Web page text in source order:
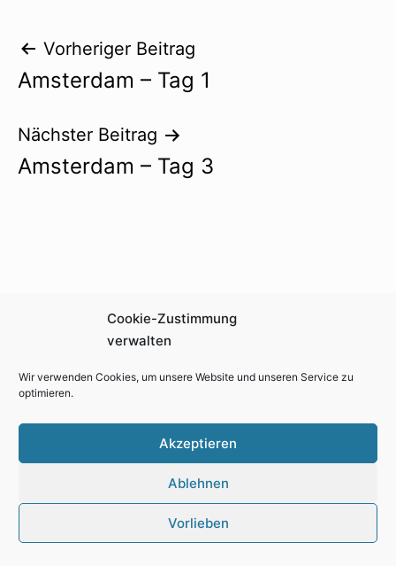
Cookie-Zustimmung
verwalten
Wir verwenden Cookies, um unsere Website und unseren Service zu
optimieren.
Akzeptieren
Ablehnen
Vorlieben
Beitragsnavigation
Vorheriger Beitrag
Amsterdam – Tag 1
Nächster Beitrag
Amsterdam – Tag 3
▼ 2026
Juli
Juni
► 2025